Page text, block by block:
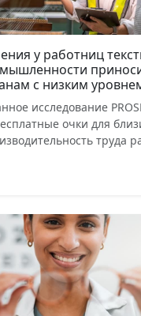
у работниц
с низким
исследование
очки для
труда